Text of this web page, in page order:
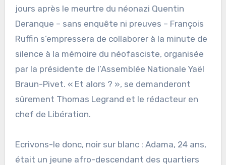
jours après le meurtre du néonazi Quentin
Deranque – sans enquête ni preuves – François
Ruffin s’empressera de collaborer à la minute de
silence à la mémoire du néofasciste, organisée
par la présidente de l’Assemblée Nationale Yaël
Braun-Pivet. « Et alors ? », se demanderont
sûrement Thomas Legrand et le rédacteur en
chef de Libération.
Ecrivons-le donc, noir sur blanc : Adama, 24 ans,
était un jeune afro-descendant des quartiers